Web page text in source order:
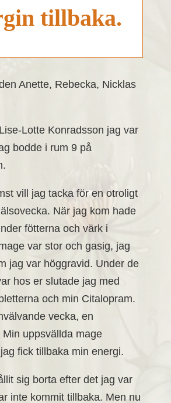
tillbaka.
Anette, Rebecka, Nicklas
Lotte Konradsson jag var
bodde i rum 9 på
vill jag tacka för en otroligt
När jag kom hade
fötterna och värk i
var stor och gasig, jag
jag var höggravid. Under de
hos er slutade jag med
och min Citalopram.
vecka, en
uppsvällda mage
fick tillbaka min energi.
sig borta efter det jag var
inte kommit tillbaka. Men nu